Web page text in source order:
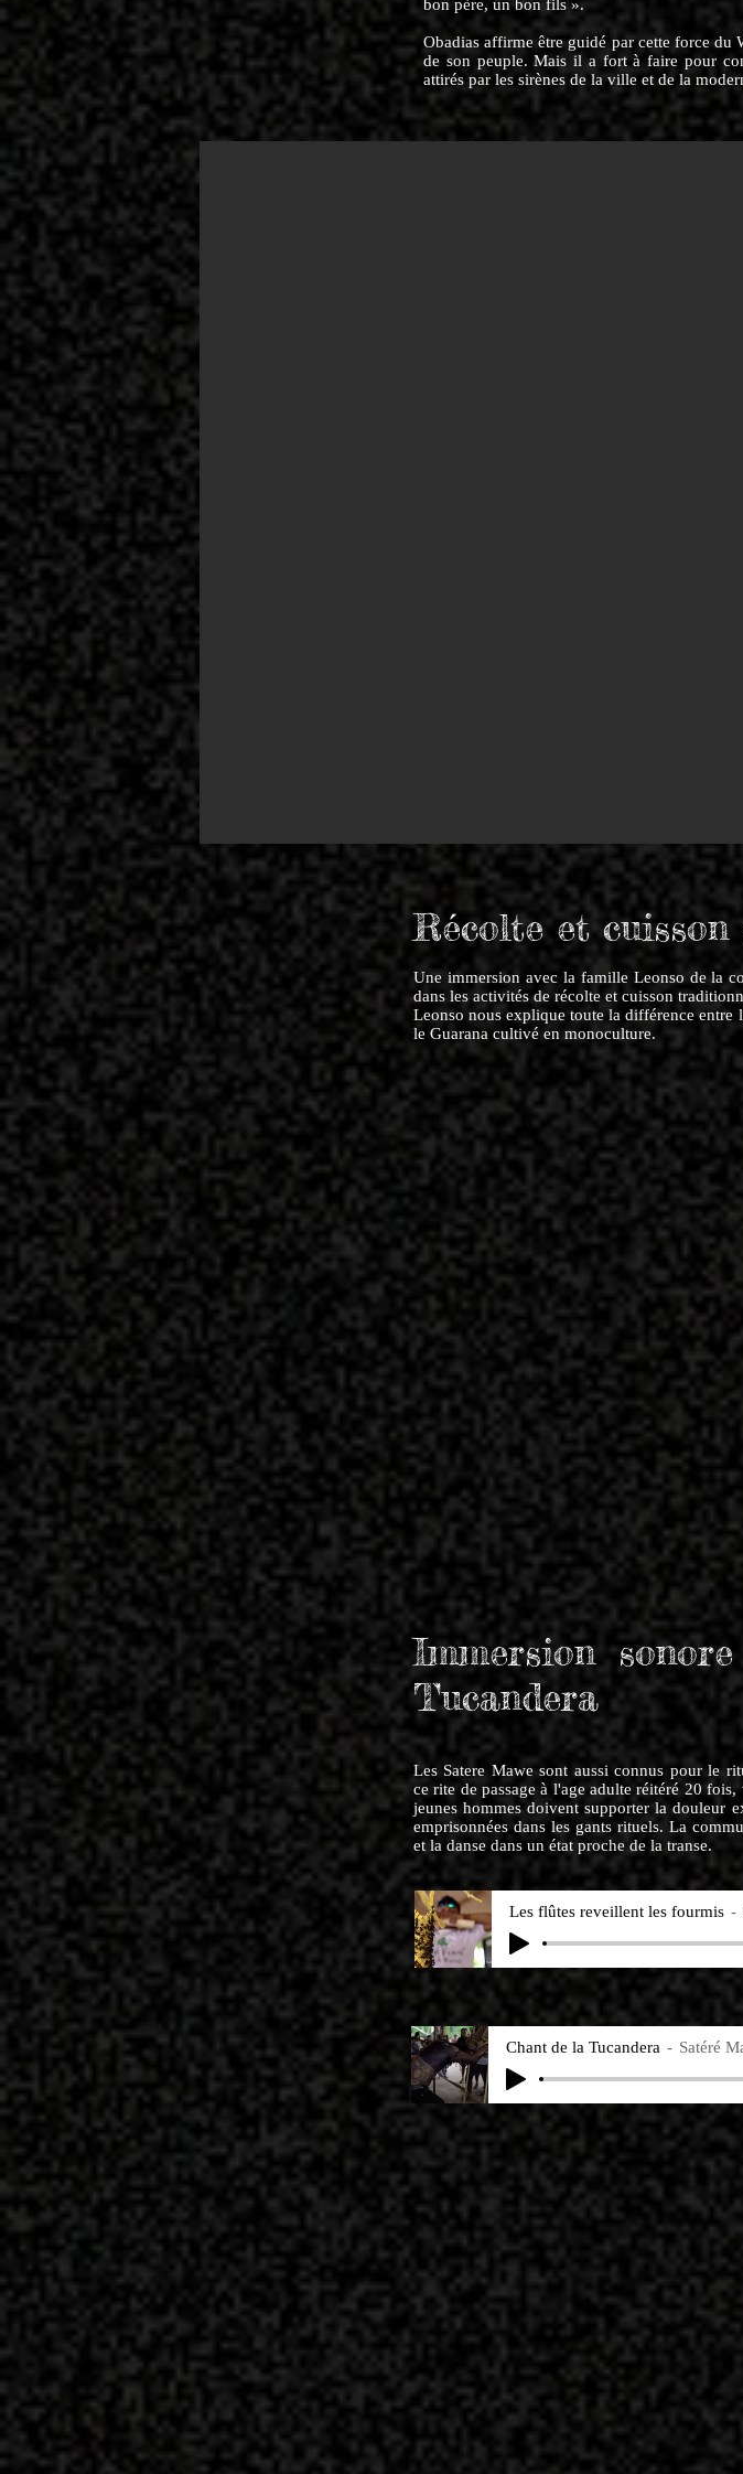
bon père, un bon fils ».
Obadias affirme être guidé par cette force du
de son peuple. Mais il a fort à faire pour
attirés par les sirènes de la ville et de la
Récolte et
Une immersion avec la famille Leonso de la
dans les activités de récolte et cuisson
Leonso nous explique toute la différence entre
le Guarana cultivé en monoculture.
Immersion
Tucandera
Les Satere Mawe sont aussi connus pour le
ce rite de passage à l'age adulte réitéré 20
jeunes hommes doivent supporter la douleur
emprisonnées dans les gants rituels. La
et la danse dans un état proche de la transe.
Les flûtes reveillent les fourmis
Chant de la Tucandera Satéré